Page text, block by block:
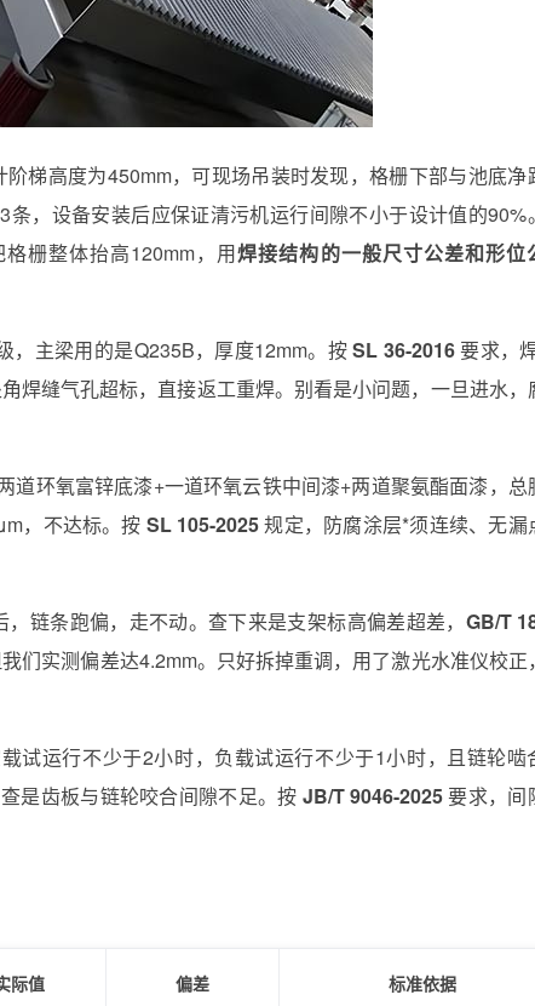
梯高度为450mm，可现场吊装时发现，格栅下部与池底净
条，设备安装后应保证清污机运行间隙不小于设计值的90%
栅整体抬高120mm，用焊接结构的一般尺寸公差和形位
，主梁用的是Q235B，厚度12mm。按SL 36-2016要求，
焊缝气孔超标，直接返工重焊。别看是小问题，一旦进水，
道环氧富锌底漆+一道环氧云铁中间漆+两道聚氨酯面漆，总
，不达标。按 SL 105-2025规定，防腐涂层*须连续、无漏
链条跑偏，走不动。查下来是支架标高偏差超差， GB/T
们实测偏差达4.2mm。只好拆掉重调，用了激光水准仪校正
试运行不少于2小时，负载试运行不少于1小时，且链轮啮
是齿板与链轮咬合间隙不足。按 JB/T 9046-2025要求，间
际值 偏差 标准依据